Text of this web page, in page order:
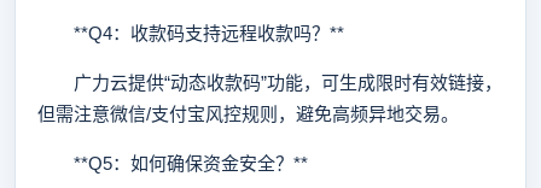
**Q4：收款码支持远程收款吗？**
广力云提供“动态收款码”功能，可生成限时有效链接，
但需注意微信/支付宝风控规则，避免高频异地交易。
**Q5：如何确保资金安全？**